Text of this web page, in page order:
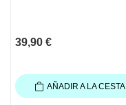
39,90 €
AÑADIR A LA CESTA